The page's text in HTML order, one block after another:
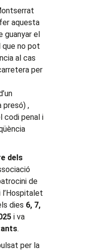
aquesta
guanyar el
que no pot
al cas
per
presó) ,
codi penal i
dels
de
l’Hospitalet
dies 6, 7,
i va
.
per la